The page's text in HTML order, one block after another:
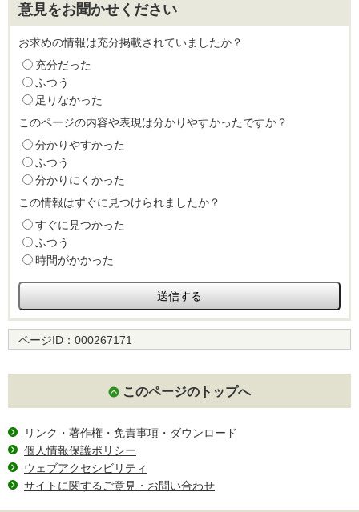
意見をお聞かせください
お求めの情報は充分掲載されていましたか？
充分だった
ふつう
足りなかった
このページの内容や表現は分かりやすかったですか？
分かりやすかった
ふつう
分かりにくかった
この情報はすぐに見つけられましたか？
すぐに見つかった
ふつう
時間がかかった
ページID： 000267171
このページのトップへ
リンク・著作権・免責事項・ダウンロード
個人情報保護ポリシー
ウェブアクセシビリティ
サイトに関するご意見・お問い合わせ